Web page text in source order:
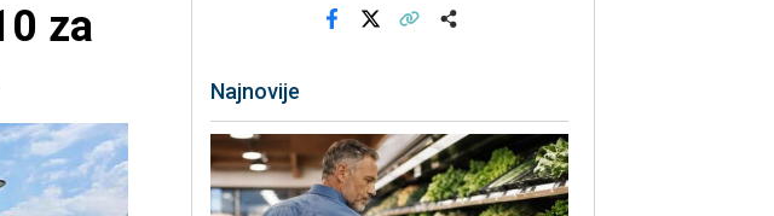
za
Najnovije